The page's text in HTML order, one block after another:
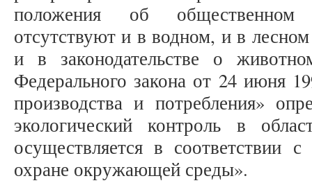
положения об общественном
отсутствуют и в водном, и в лесном
и в законодательстве о
Федерального закона от 24 июня
производства и потребления»
экологический контроль в
осуществляется в соответствии
охране окружающей среды».